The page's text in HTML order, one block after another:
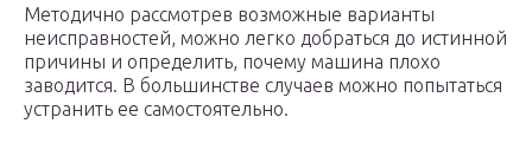
Методично рассмотрев возможные варианты
неисправностей, можно легко добраться до истинной
причины и определить, почему машина плохо
заводится. В большинстве случаев можно попытаться
устранить ее самостоятельно.